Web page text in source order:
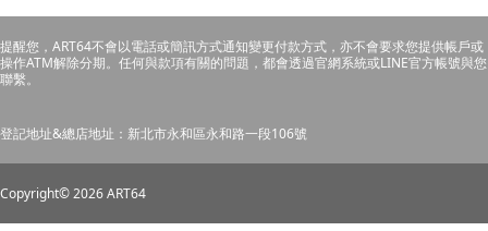
提醒您，ART64不會以電話或簡訊方式通知變更付款方式，亦不會要求您提供帳戶或
操作ATM解除分期。任何與款項有關的問題，都會透過官網系統或LINE官方帳號與您
聯繫。
登記地址&總店地址：新北市永和區永和路一段106號
Copyright© 2026 ART64